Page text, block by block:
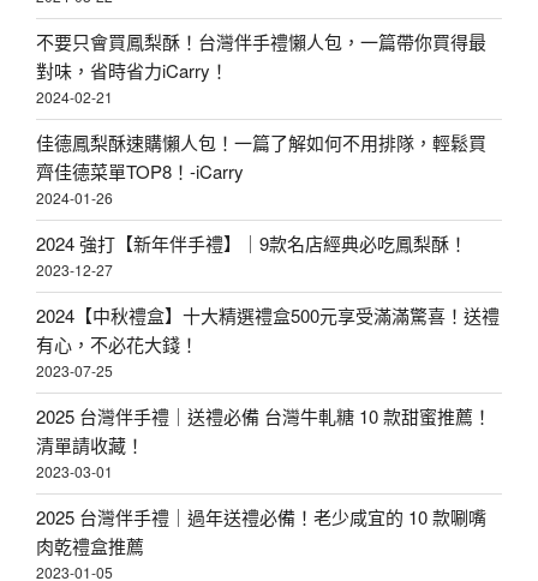
不要只會買鳳梨酥！台灣伴手禮懶人包，一篇帶你買得最
對味，省時省力iCarry！
2024-02-21
佳德鳳梨酥速購懶人包！一篇了解如何不用排隊，輕鬆買
齊佳德菜單TOP8！-iCarry
2024-01-26
2024 強打【新年伴手禮】｜9款名店經典必吃鳳梨酥！
2023-12-27
2024【中秋禮盒】十大精選禮盒500元享受滿滿驚喜！送禮
有心，不必花大錢！
2023-07-25
2025 台灣伴手禮｜送禮必備 台灣牛軋糖 10 款甜蜜推薦！
清單請收藏！
2023-03-01
2025 台灣伴手禮｜過年送禮必備！老少咸宜的 10 款唰嘴
肉乾禮盒推薦
2023-01-05